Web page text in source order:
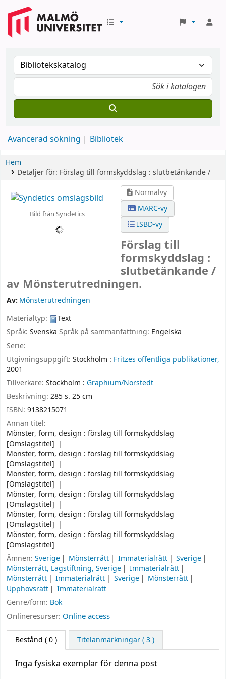
Avancerad sökning Bibliotek
Hem
Detaljer för: Förslag till formskyddslag : slutbetänkande /
Bild från Syndetics
Normalvy
MARC-vy
ISBD-vy
Förslag till
formskyddslag :
slutbetänkande /
av Mönsterutredningen.
Av: Mönsterutredningen
Materialtyp:
Text
Språk: Svenska Språk på sammanfattning: Engelska
Serie:
Utgivningsuppgift: Stockholm : Fritzes offentliga publikationer,
2001
Tillverkare: Stockholm : Graphium/Norstedt
Beskrivning: 285 s. 25 cm
ISBN: 9138215071
Annan titel:
Mönster, form, design : förslag till formskyddslag
[Omslagstitel]
Mönster, form, design : förslag till formskyddslag
[Omslagstitel]
Mönster, form, design : förslag till formskyddslag
[Omslagstitel]
Mönster, form, design : förslag till formskyddslag
[Omslagstitel]
Mönster, form, design : förslag till formskyddslag
[Omslagstitel]
Mönster, form, design : förslag till formskyddslag
[Omslagstitel]
Ämnen: Sverige Mönsterrätt Immaterialrätt
Sverige
Mönsterrätt, Lagstiftning, Sverige
Immaterialrätt
Mönsterrätt
Immaterialrätt Sverige
Mönsterrätt
Upphovsrätt
Immaterialrätt
Genre/form: Bok
Onlineresurser: Online access
Bestånd ( 0 ) Titelanmärkningar ( 3 )
Inga fysiska exemplar för denna post